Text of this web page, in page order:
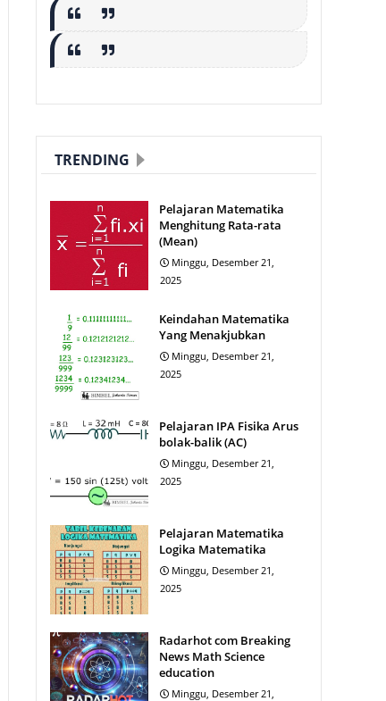
TRENDING
Pelajaran Matematika
Menghitung Rata-rata
(Mean)
Minggu, Desember 21,
2025
Keindahan Matematika
Yang Menakjubkan
Minggu, Desember 21,
2025
Pelajaran IPA Fisika Arus
bolak-balik (AC)
Minggu, Desember 21,
2025
Pelajaran Matematika
Logika Matematika
Minggu, Desember 21,
2025
Radarhot com Breaking
News Math Science
education
Minggu, Desember 21,